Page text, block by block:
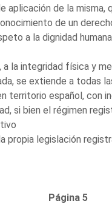
aplicación de la misma,
de un
a la dignidad
a la integridad física y
se extiende a todas
territorio español, con
si bien el régimen
propia legislación
Página 5